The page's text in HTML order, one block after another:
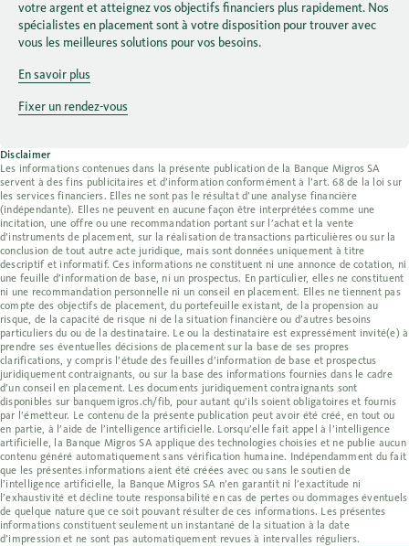
votre argent et atteignez vos objectifs financiers plus rapidement. Nos
spécialistes en placement sont à votre disposition pour trouver avec
vous les meilleures solutions pour vos besoins.
En savoir plus
Fixer un rendez-vous
Disclaimer
Les informations contenues dans la présente publication de la Banque Migros SA
servent à des fins publicitaires et d’information conformément à l’art. 68 de la loi sur
les services financiers. Elles ne sont pas le résultat d’une analyse financière
(indépendante). Elles ne peuvent en aucune façon être interprétées comme une
incitation, une offre ou une recommandation portant sur l’achat et la vente
d’instruments de placement, sur la réalisation de transactions particulières ou sur la
conclusion de tout autre acte juridique, mais sont données uniquement à titre
descriptif et informatif. Ces informations ne constituent ni une annonce de cotation, ni
une feuille d’information de base, ni un prospectus. En particulier, elles ne constituent
ni une recommandation personnelle ni un conseil en placement. Elles ne tiennent pas
compte des objectifs de placement, du portefeuille existant, de la propension au
risque, de la capacité de risque ni de la situation financière ou d’autres besoins
particuliers du ou de la destinataire. Le ou la destinataire est expressément invité(e) à
prendre ses éventuelles décisions de placement sur la base de ses propres
clarifications, y compris l’étude des feuilles d’information de base et prospectus
juridiquement contraignants, ou sur la base des informations fournies dans le cadre
d’un conseil en placement. Les documents juridiquement contraignants sont
disponibles sur banquemigros.ch/fib, pour autant qu’ils soient obligatoires et fournis
par l’émetteur. Le contenu de la présente publication peut avoir été créé, en tout ou
en partie, à l’aide de l’intelligence artificielle. Lorsqu’elle fait appel à l’intelligence
artificielle, la Banque Migros SA applique des technologies choisies et ne publie aucun
contenu généré automatiquement sans vérification humaine. Indépendamment du fait
que les présentes informations aient été créées avec ou sans le soutien de
l’intelligence artificielle, la Banque Migros SA n’en garantit ni l’exactitude ni
l’exhaustivité et décline toute responsabilité en cas de pertes ou dommages éventuels
de quelque nature que ce soit pouvant résulter de ces informations. Les présentes
informations constituent seulement un instantané de la situation à la date
d’impression et ne sont pas automatiquement revues à intervalles réguliers.